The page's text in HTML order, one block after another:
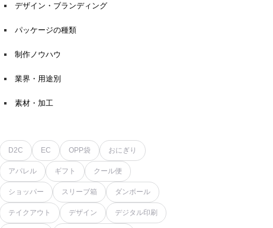
デザイン・ブランディング
パッケージの種類
制作ノウハウ
業界・用途別
素材・加工
D2C EC OPP袋 おにぎり
アパレル ギフト クール便
ショッパー スリーブ箱 ダンボール
テイクアウト デザイン デジタル印刷